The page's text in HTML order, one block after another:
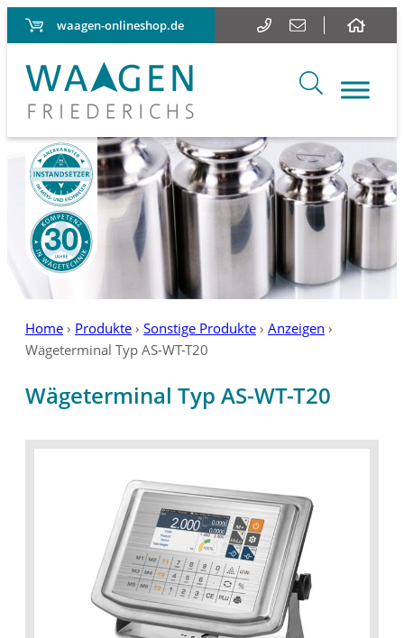
waagen-onlineshop.de
Home › Produkte › Sonstige Produkte › Anzeigen ›
Wägeterminal Typ AS-WT-T20
Wägeterminal Typ AS-WT-T20